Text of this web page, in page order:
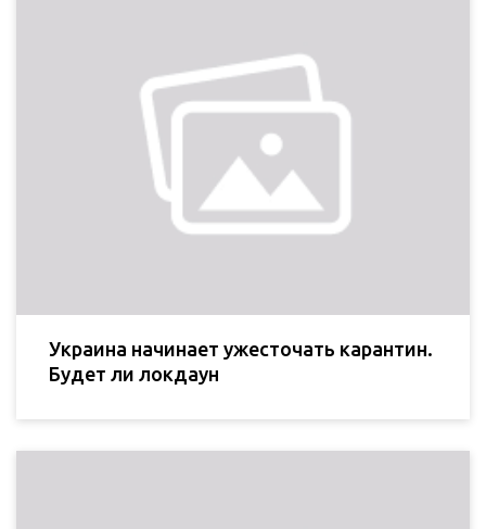
Украина начинает ужесточать карантин.
Будет ли локдаун